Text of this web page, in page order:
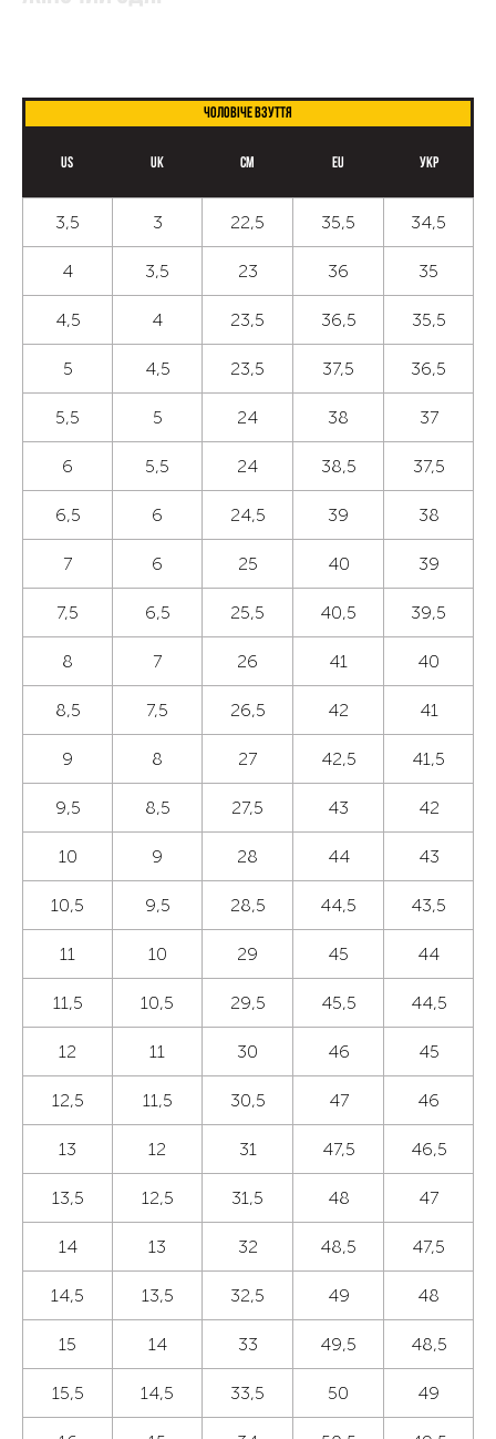
Чоловіче взуття
US UK CM EU Укр
3,5 3 22,5 35,5 34,5
4 3,5 23 36 35
4,5 4 23,5 36,5 35,5
5 4,5 23,5 37,5 36,5
5,5 5 24 38 37
6 5,5 24 38,5 37,5
6,5 6 24,5 39 38
7 6 25 40 39
7,5 6,5 25,5 40,5 39,5
8 7 26 41 40
8,5 7,5 26,5 42 41
9 8 27 42,5 41,5
9,5 8,5 27,5 43 42
10 9 28 44 43
10,5 9,5 28,5 44,5 43,5
11 10 29 45 44
11,5 10,5 29,5 45,5 44,5
12 11 30 46 45
12,5 11,5 30,5 47 46
13 12 31 47,5 46,5
13,5 12,5 31,5 48 47
14 13 32 48,5 47,5
14,5 13,5 32,5 49 48
15 14 33 49,5 48,5
15,5 14,5 33,5 50 49